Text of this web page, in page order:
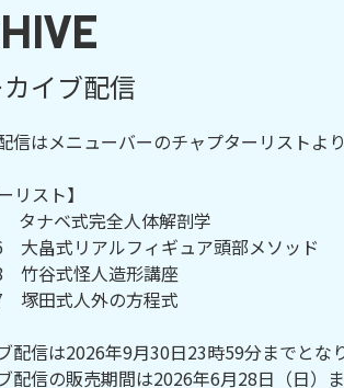
イブ配信
信はメニューバーのチャプターリストよ
リスト】
ベ式完全人体解剖学
大畠式リアルフィギュア頭部メソッド
竹谷式怪人造形講座
塚田式人外の方程式
配信は2026年9月30日23時59分までとな
配信の販売期間は2026年6月28日（日）